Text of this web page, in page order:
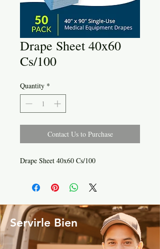
Drape Sheet 40x60
Cs/100
Quantity *
Contact Us to Purchase
Drape Sheet 40x60 Cs/100
Servirle Bien